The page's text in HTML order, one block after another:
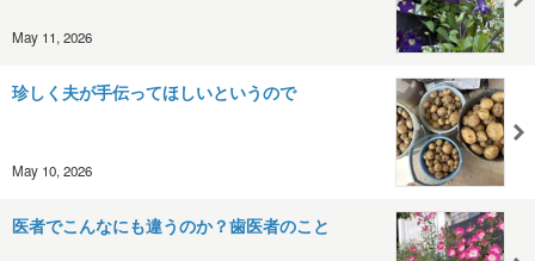
May 11, 2026
珍しく夫が手伝ってほしいというので
May 10, 2026
医者でこんなにも違うのか？歯医者のこと